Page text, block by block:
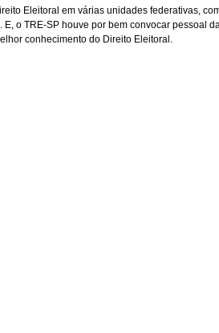
Eleitoral em várias unidades federativas,
o TRE-SP houve por bem convocar pessoal
conhecimento do Direito Eleitoral.